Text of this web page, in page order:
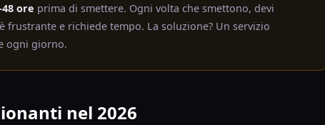
48 ore prima di smettere. Ogni volta che smettono, devi
e richiede tempo. La soluzione? Un servizio
ogni giorno.
nel 2026